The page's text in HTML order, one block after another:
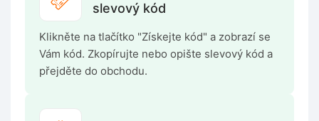
slevový kód
Klikněte na tlačítko "Získejte kód" a zobrazí se
Vám kód. Zkopírujte nebo opište slevový kód a
přejděte do obchodu.